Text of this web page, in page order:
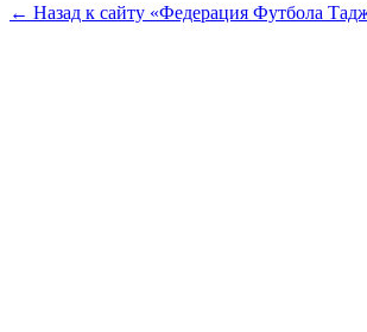
← Назад к сайту «Федерация Футбола